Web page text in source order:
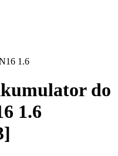
1.6
do
1.6